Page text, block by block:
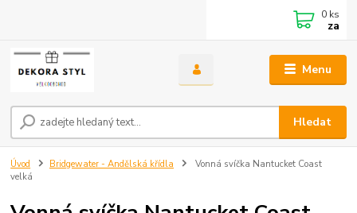
Menu
Hledat
0 ks
za
Úvod Bridgewater - Andělská křídla
Vonná svíčka Nantucket Coast
velká